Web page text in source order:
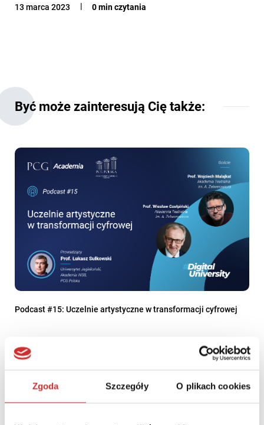
Zgoda Szczegóły O plikach cookies
13 marca 2023 0 min czytania
Być może zainteresują Cię także:
Podcast #15: Uczelnie artystyczne w transformacji cyfrowej